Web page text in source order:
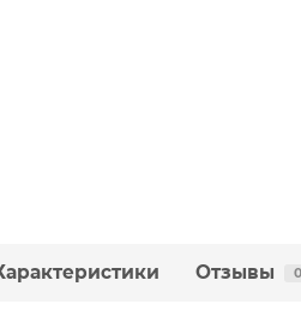
Отзывы 0